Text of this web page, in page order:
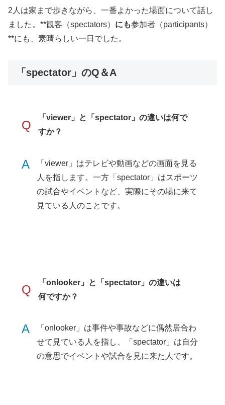
2人は家まで歩きながら、一番よかった場面について話し
ました。**観客（spectators） にも参加者（participants）
**にも、素晴らしい一日でした。
「spectator」のQ＆A
Q
「viewer」と「spectator」の違いは何で
すか？
A
「viewer」はテレビや動画などの画面を見る
人を指します。一方「spectator」はスポーツ
の試合やイベントなど、実際にその場に来て
見ている人のことです。
Q
「onlooker」と「spectator」の違いは
何ですか？
A
「onlooker」は事件や事故などに偶然居合わ
せて見ている人を指し、「spectator」は自分
の意思でイベントや試合を見に来た人です。